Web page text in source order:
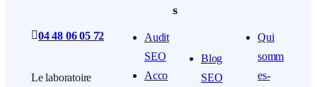
04 48 06 05 72
Le laboratoire
Audit
SEO
Acco
s
Blog
SEO
Qui
somm
es-